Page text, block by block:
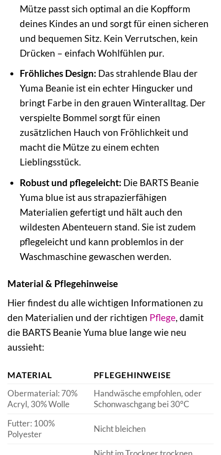
Mütze passt sich optimal an die Kopfform
deines Kindes an und sorgt für einen sicheren
und bequemen Sitz. Kein Verrutschen, kein
Drücken – einfach Wohlfühlen pur.
Fröhliches Design: Das strahlende Blau der
Yuma Beanie ist ein echter Hingucker und
bringt Farbe in den grauen Winteralltag. Der
verspielte Bommel sorgt für einen
zusätzlichen Hauch von Fröhlichkeit und
macht die Mütze zu einem echten
Lieblingsstück.
Robust und pflegeleicht: Die BARTS Beanie
Yuma blue ist aus strapazierfähigen
Materialien gefertigt und hält auch den
wildesten Abenteuern stand. Sie ist zudem
pflegeleicht und kann problemlos in der
Waschmaschine gewaschen werden.
Material & Pflegehinweise
Hier findest du alle wichtigen Informationen zu
den Materialien und der richtigen Pflege, damit
die BARTS Beanie Yuma blue lange wie neu
aussieht:
MATERIAL
PFLEGEHINWEISE
Obermaterial: 70%
Acryl, 30% Wolle
Handwäsche empfohlen, oder
Schonwaschgang bei 30°C
Futter: 100%
Polyester
Nicht bleichen